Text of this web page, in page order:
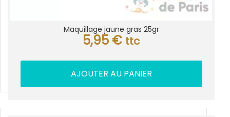
Maquillage jaune gras 25gr
5,95 € ttc
AJOUTER AU PANIER